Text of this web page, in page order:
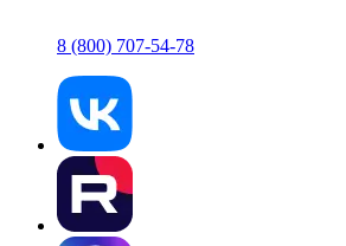
8 (800) 707-54-78